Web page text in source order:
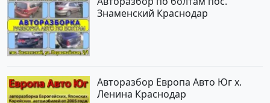
Знаменский Краснодар
Авторазбор Европа Авто Юг х.
Ленина Краснодар